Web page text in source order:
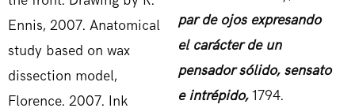
par de ojos expresando
el carácter de un
pensador sólido, sensato
e intrépido,1794.